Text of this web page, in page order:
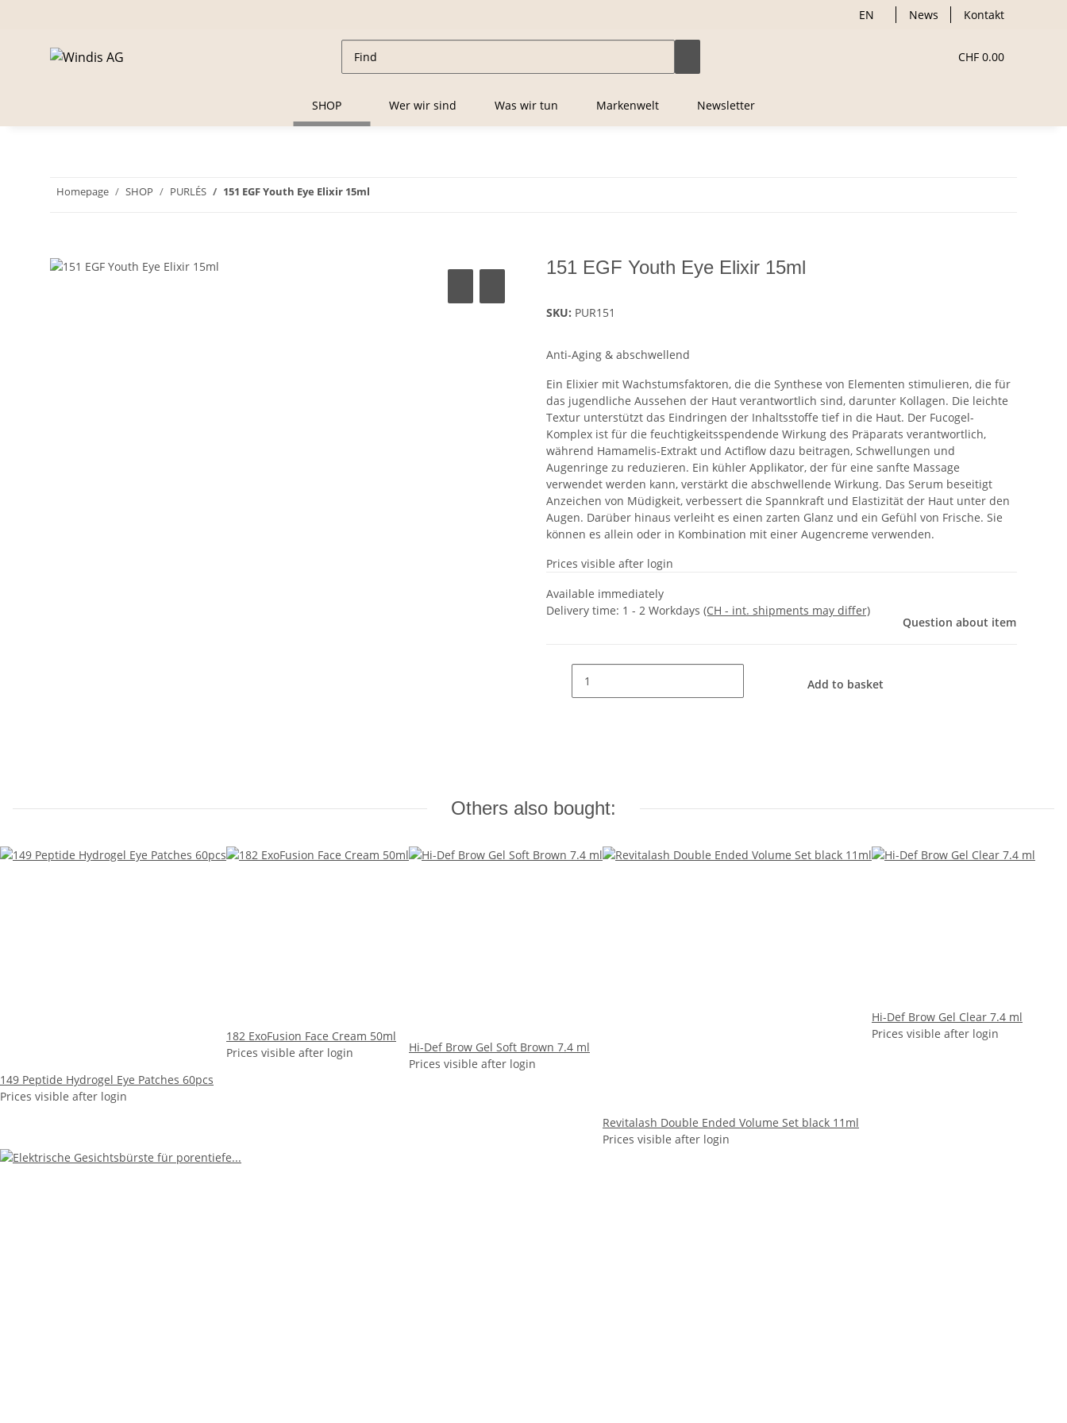
EN News Kontakt
CHF 0.00
SHOP Wer wir sind Was wir tun Markenwelt Newsletter
Homepage SHOP PURLÉS 151 EGF Youth Eye Elixir 15ml
151 EGF Youth Eye Elixir 15ml
SKU: PUR151
Anti-Aging & abschwellend
Ein Elixier mit Wachstumsfaktoren, die die Synthese von Elementen stimulieren, die für
das jugendliche Aussehen der Haut verantwortlich sind, darunter Kollagen. Die leichte
Textur unterstützt das Eindringen der Inhaltsstoffe tief in die Haut. Der Fucogel-
Komplex ist für die feuchtigkeitsspendende Wirkung des Präparats verantwortlich,
während Hamamelis-Extrakt und Actiflow dazu beitragen, Schwellungen und
Augenringe zu reduzieren. Ein kühler Applikator, der für eine sanfte Massage
verwendet werden kann, verstärkt die abschwellende Wirkung. Das Serum beseitigt
Anzeichen von Müdigkeit, verbessert die Spannkraft und Elastizität der Haut unter den
Augen. Darüber hinaus verleiht es einen zarten Glanz und ein Gefühl von Frische. Sie
können es allein oder in Kombination mit einer Augencreme verwenden.
Prices visible after login
Available immediately
Delivery time: 1 - 2 Workdays (CH - int. shipments may differ)
Question about item
Add to basket
Others also bought:
149 Peptide Hydrogel Eye Patches 60pcs
Prices visible after login
182 ExoFusion Face Cream 50ml
Prices visible after login
Hi-Def Brow Gel Soft Brown 7.4 ml
Prices visible after login
Revitalash Double Ended Volume Set black 11ml
Prices visible after login
Hi-Def Brow Gel Clear 7.4 ml
Prices visible after login